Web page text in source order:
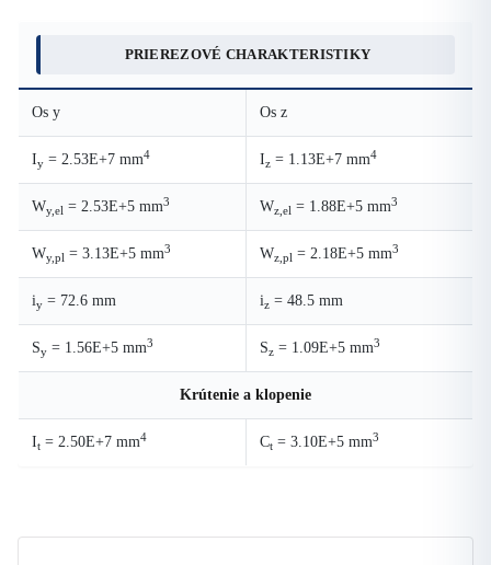
PRIEREZOVÉ CHARAKTERISTIKY
Os y Os z
Iy = 2.53E+7 mm4 Iz = 1.13E+7 mm4
Wy,el = 2.53E+5 mm3 Wz,el = 1.88E+5 mm3
Wy,pl = 3.13E+5 mm3 Wz,pl = 2.18E+5 mm3
iy = 72.6 mm iz = 48.5 mm
Sy = 1.56E+5 mm3 Sz = 1.09E+5 mm3
Krútenie a klopenie
It = 2.50E+7 mm4 Ct = 3.10E+5 mm3